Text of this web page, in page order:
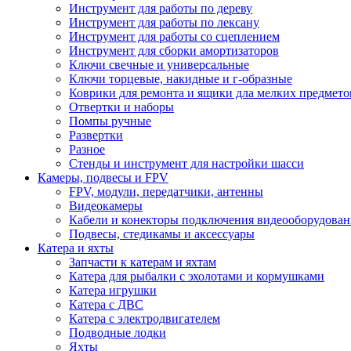
Инструмент для работы по дереву
Инструмент для работы по лексану
Инструмент для работы со сцеплением
Инструмент для сборки амортизаторов
Ключи свечные и универсальные
Ключи торцевые, накидные и г-образные
Коврики для ремонта и ящики дла мелких
Отвертки и наборы
Помпы ручные
Развертки
Разное
Стенды и инструмент для настройки шасси
Камеры, подвесы и FPV
FPV, модули, передатчики, антенны
Видеокамеры
Кабели и конекторы подключения
Подвесы, стедикамы и аксессуары
Катера и яхты
Запчасти к катерам и яхтам
Катера для рыбалки с эхолотами и кормушками
Катера игрушки
Катера с ДВС
Катера с электродвигателем
Подводные лодки
Яхты